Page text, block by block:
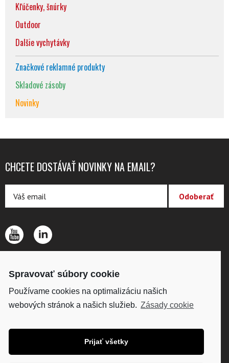
Kľúčenky, šnúrky
Outdoor
Dalšie vychytávky
Značkové reklamné produkty
Skladové zásoby
Novinky
CHCETE DOSTÁVAŤ NOVINKY NA EMAIL?
KONTAKTY
OCHRANA OSOBNÝCH ÚDAJOV
IČO: 34098861
Spravovať súbory cookie
Používame cookies na optimalizáciu našich
webových stránok a našich služieb. Zásady cookie
Prijať všetky